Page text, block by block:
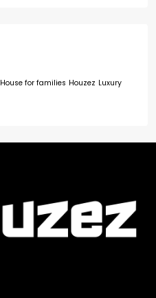
House for families Houzez Luxury